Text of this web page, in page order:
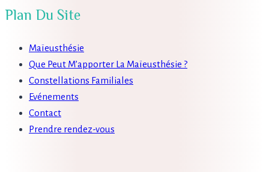
Plan Du Site
Maïeusthésie
Que Peut M’apporter La Maïeusthésie ?
Constellations Familiales
Evénements
Contact
Prendre rendez-vous